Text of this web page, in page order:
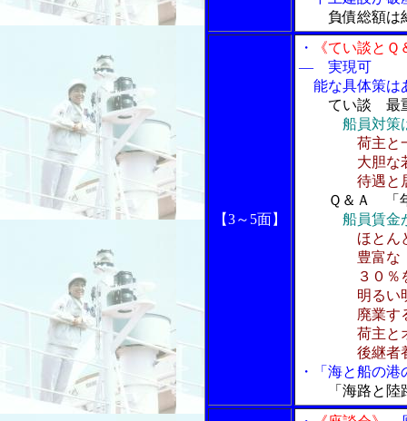
負債総額は
【3～5面】
・
《てい談とＱ
― 実現可
能な具体策は
てい談 最
船員対策
荷主と
大胆な若手
待遇と居住
Ｑ＆Ａ 「
船員賃金
ほとん
豊富な「
３０％を超
明るい明日
廃業するの
荷主とオペ
後継者養成
・「海と船の
「海路と陸